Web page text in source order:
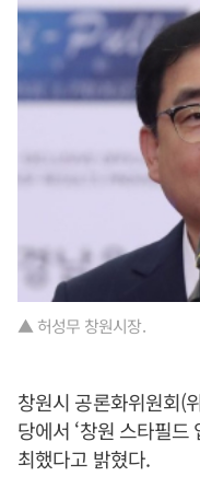
▲ 허성무 창원시장.
창원시 공론화위원회(
당에서 ‘창원 스타필드
최했다고 밝혔다.